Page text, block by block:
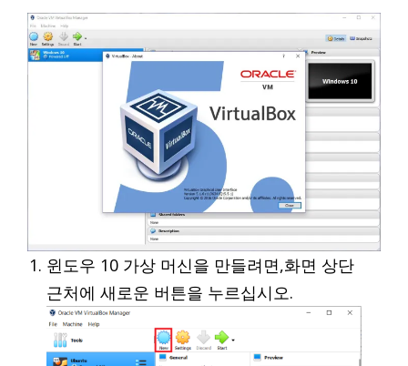
윈도우 10 가상 머신을 만들려면,화면 상단
근처에 새로운 버튼을 누르십시오.